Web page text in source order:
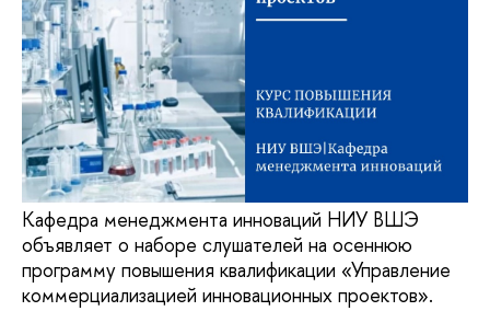
Кафедра менеджмента инноваций НИУ ВШЭ
объявляет о наборе слушателей на осеннюю
программу повышения квалификации «Управление
коммерциализацией инновационных проектов».